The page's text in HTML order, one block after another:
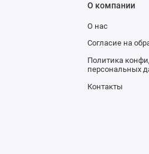
О компании
О нас
Согласие на
Политика
персональных
Контакты